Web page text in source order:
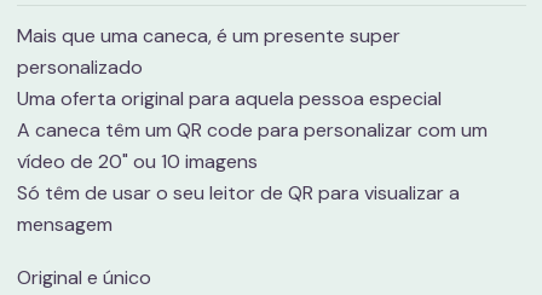
Mais que uma caneca, é um presente super
personalizado
Uma oferta original para aquela pessoa especial
A caneca têm um QR code para personalizar com um
vídeo de 20" ou 10 imagens
Só têm de usar o seu leitor de QR para visualizar a
mensagem
Original e único